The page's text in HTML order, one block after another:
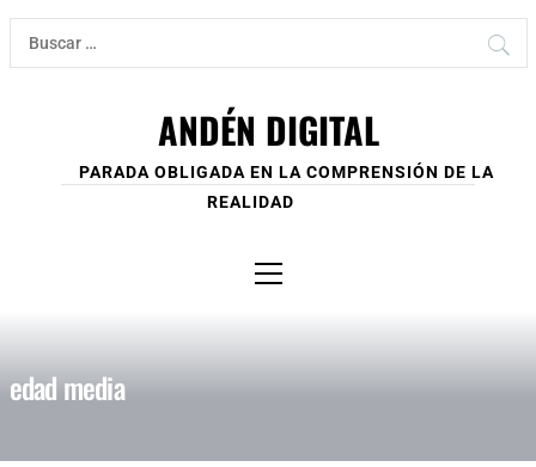
Ir
contenido
Buscar:
ANDÉN DIGITAL
PARADA OBLIGADA EN LA COMPRENSIÓN DE LA
REALIDAD
principal
edad media